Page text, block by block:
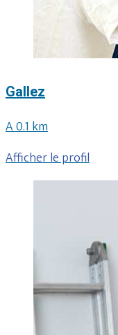
Gallez
A 0.1 km
Afficher le profil